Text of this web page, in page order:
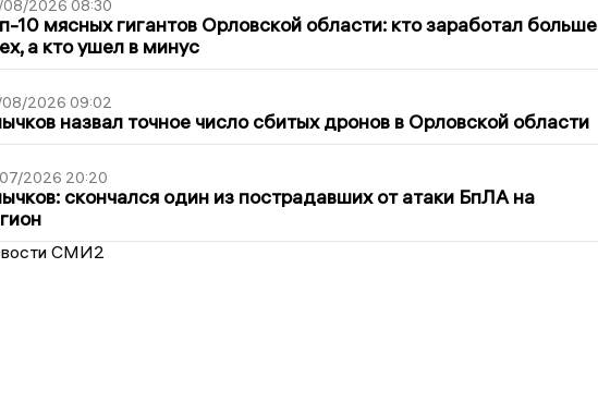
2026 08:30
10 мясных гигантов Орловской области: кто заработал больше
а кто ушел в минус
2026 09:02
назвал точное число сбитых дронов в Орловской области
2026 20:20
скончался один из пострадавших от атаки БпЛА на
СМИ2